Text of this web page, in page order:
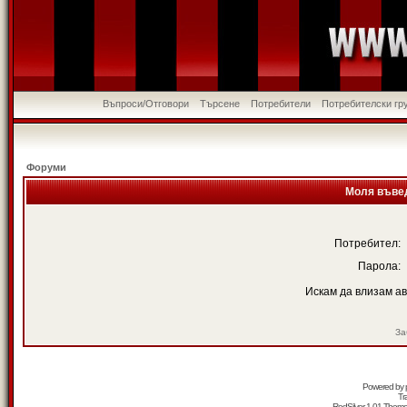
Въпроси/Отговори Търсене Потребители Потребителски
Форуми
Моля
Потребител:
Парола:
Искам да влизам
Powered by